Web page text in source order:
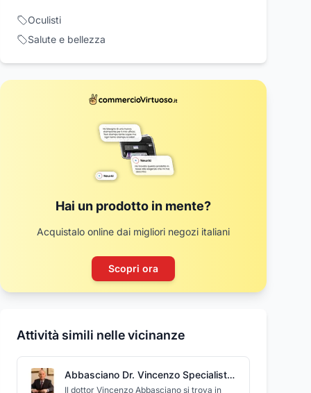
Acquista ora
Oculisti
Salute e bellezza
Hai un prodotto in mente?
Acquistalo online dai migliori negozi italiani
Scopri ora
Attività simili nelle vicinanze
Abbasciano Dr. Vincenzo Specialista Oculista
Il dottor Vincenzo Abbasciano si trova in